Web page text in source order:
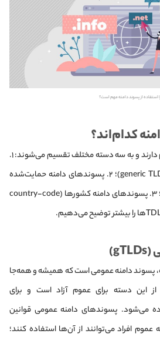
استفاده از پسوند دامنه مهم است؟
کدام‌اند؟
پسوندهای دامنه TLD نیز نام دارند و به سه دسته مختلف تقسیم می‌شوند: ۱.
پسوندهای دامنه عمومی (generic TLDs)؛ ۲. پسوندهای دامنه حمایت‌شده
سازمانی (sponsored TLDs)؛ ۳. پسوندهای دامنه کشورها (country-code
پسوند دامنه عمومی است که همیشه و همه‌جا
از این دسته برای عموم آزاد است و برای
می‌شود. پسوندهای دامنه عمومی قوانین
عموم افراد می‌توانند از آن‌ها استفاده کنند؛